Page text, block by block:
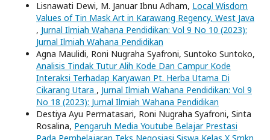
Lisnawati Dewi, M. Januar Ibnu Adham, Local Wisdom
Values ​​of Tin Mask Art in Karawang Regency, West Java
, Jurnal Ilmiah Wahana Pendidikan: Vol 9 No 10 (2023):
Jurnal Ilmiah Wahana Pendidikan
Agna Maulidi, Roni Nugraha Syafroni, Suntoko Suntoko,
Analisis Tindak Tutur Alih Kode Dan Campur Kode
Interaksi Terhadap Karyawan Pt. Herba Utama Di
Cikarang Utara , Jurnal Ilmiah Wahana Pendidikan: Vol 9
No 18 (2023): Jurnal Ilmiah Wahana Pendidikan
Destiya Ayu Permatasari, Roni Nugraha Syafroni, Sinta
Rosalina, Pengaruh Media Youtube Belajar Prestasi